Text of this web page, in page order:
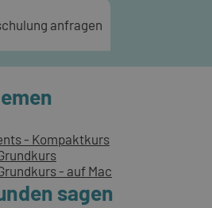
anfragen
- Kompaktkurs
- auf Mac
sagen